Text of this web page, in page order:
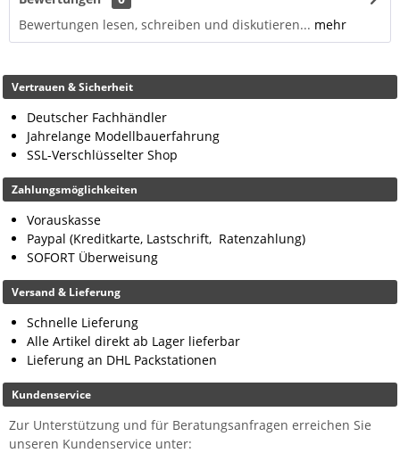
Bewertungen lesen, schreiben und diskutieren... mehr
Vertrauen & Sicherheit
Deutscher Fachhändler
Jahrelange Modellbauerfahrung
SSL-Verschlüsselter Shop
Zahlungsmöglichkeiten
Vorauskasse
Paypal (Kreditkarte, Lastschrift, Ratenzahlung)
SOFORT Überweisung
Versand & Lieferung
Schnelle Lieferung
Alle Artikel direkt ab Lager lieferbar
Lieferung an DHL Packstationen
Kundenservice
Zur Unterstützung und für Beratungsanfragen erreichen Sie
unseren Kundenservice unter: